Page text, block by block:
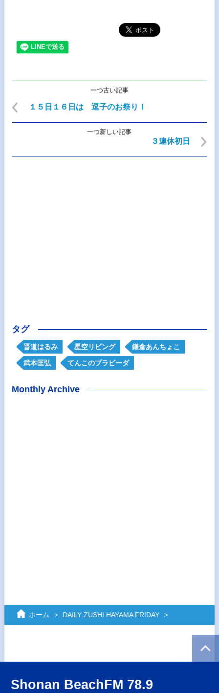
一つ古い記事
１５日１６日は 逗子のお祭り！
一つ新しい記事
３連休初日
タグ
晋道はるみ 星空リビング 鎌倉あんちょこ
武本匡弘 てんこのプラビーダ
Monthly Archive
ホーム DAILY ZUSHI HAYAMA FRIDAY
Shonan BeachFM 78.9